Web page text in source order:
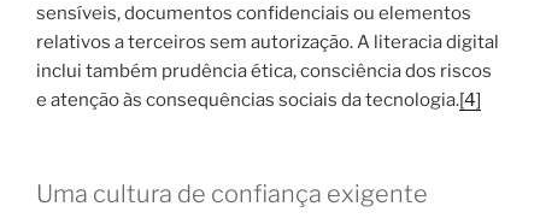
sensíveis, documentos confidenciais ou elementos
relativos a terceiros sem autorização. A literacia digital
inclui também prudência ética, consciência dos riscos
e atenção às consequências sociais da tecnologia.[4]
Uma cultura de confiança exigente